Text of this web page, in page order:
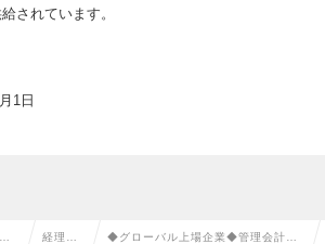
されています。
1日
経理の ◆グローバル上場企業◆管理会計_経